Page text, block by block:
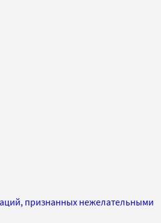
признанных нежелательными